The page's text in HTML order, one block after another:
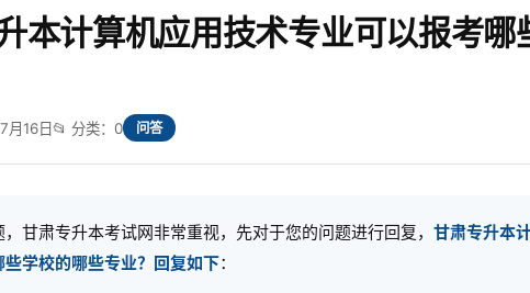
本计算机应用技术专业可以报考哪
月16日📂 分类：0 问答
甘肃专升本考试网非常重视，先对于您的问题进行回复， 甘肃专升本
学校的哪些专业？回复如下：